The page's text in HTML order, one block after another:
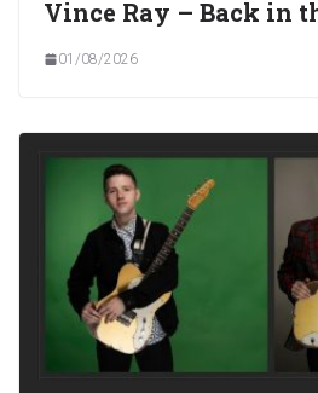
Vince Ray – Back in
01/08/2026